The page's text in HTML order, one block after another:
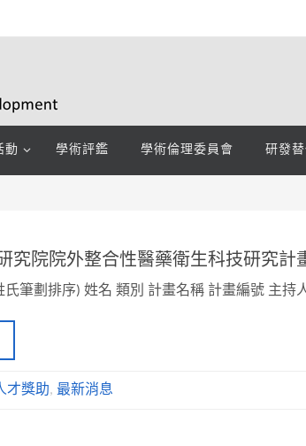
動 學術評鑑 學術倫理委員會 研發
究院院外整合性醫藥衛生科技研究
氏筆劃排序) 姓名 類別 計畫名稱 計畫編號 主持
才獎助, 最新消息